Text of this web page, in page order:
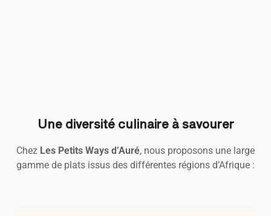
Une diversité culinaire à savourer
Chez Les Petits Ways d’Auré, nous proposons une large
gamme de plats issus des différentes régions d’Afrique :